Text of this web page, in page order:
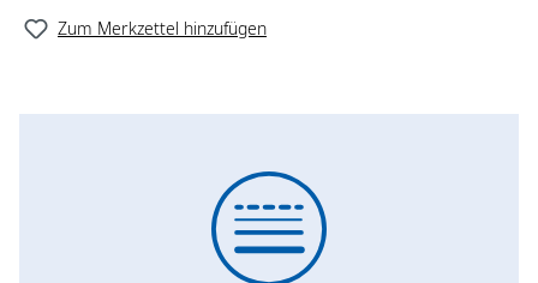
Zum Merkzettel hinzufügen